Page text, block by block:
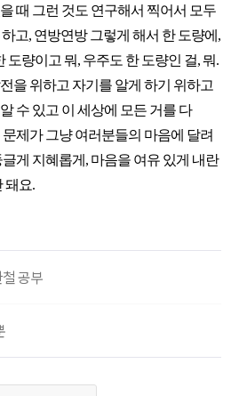
때 그런 것도 연구해서 찍어서 모두
고, 연방연방 그렇게 해서 한 도량에,
도량이고 뭐, 우주도 한 도량인 걸, 뭐.
을 위하고 자기를 알게 하기 위하고
수 있고 이 세상에 모든 거를 다
제가 그냥 여러분들의 마음에 달려
게 지혜롭게, 마음을 여유 있게 내란
돼요.
공부